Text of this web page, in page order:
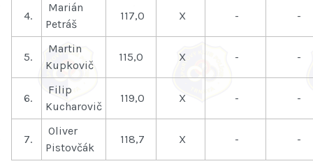
4.
Marián
Petráš
117,0 X - -
5.
Martin
Kupkovič
115,0 X - -
6.
Filip
Kucharovič
119,0 X - -
7.
Oliver
Pistovčák
118,7 X - -